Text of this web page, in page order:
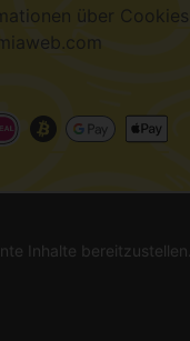
über
denen die Keimung nicht
auch nicht zur
Inhalte